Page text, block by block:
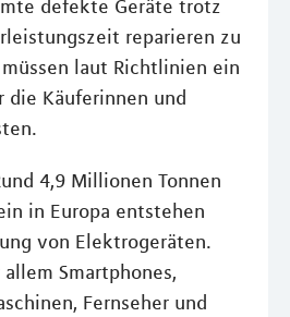
defekte Geräte trotz
reparieren zu
laut Richtlinien ein
die Käuferinnen und
4,9 Millionen Tonnen
in Europa entstehen
von Elektrogeräten.
Smartphones,
Fernseher und